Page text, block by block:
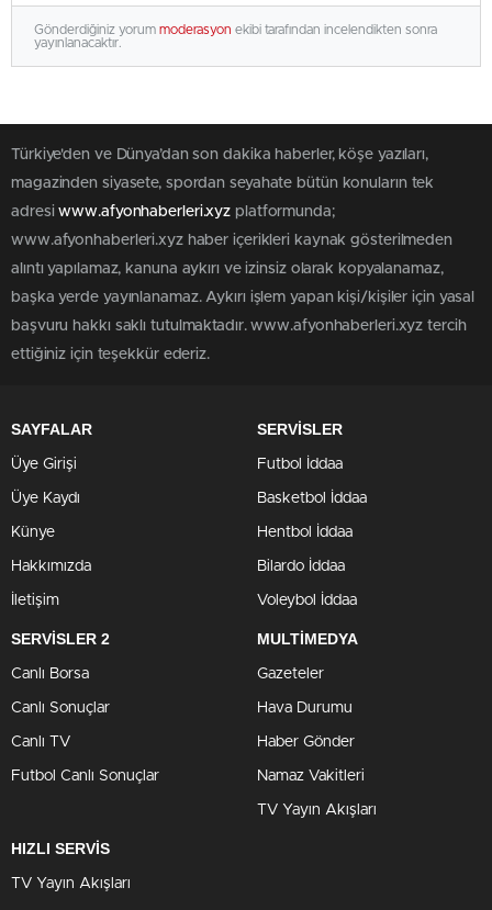
Gönderdiğiniz yorum moderasyon ekibi tarafından incelendikten sonra
yayınlanacaktır.
Türkiye'den ve Dünya’dan son dakika haberler, köşe yazıları,
magazinden siyasete, spordan seyahate bütün konuların tek
adresiwww.afyonhaberleri.xyz platformunda;
www.afyonhaberleri.xyz haber içerikleri kaynak gösterilmeden
alıntı yapılamaz, kanuna aykırı ve izinsiz olarak kopyalanamaz,
başka yerde yayınlanamaz. Aykırı işlem yapan kişi/kişiler için yasal
başvuru hakkı saklı tutulmaktadır. www.afyonhaberleri.xyz tercih
ettiğiniz için teşekkür ederiz.
SAYFALAR
Üye Girişi
Üye Kaydı
Künye
Hakkımızda
İletişim
SERVİSLER
Futbol İddaa
Basketbol İddaa
Hentbol İddaa
Bilardo İddaa
Voleybol İddaa
SERVİSLER 2
Canlı Borsa
Canlı Sonuçlar
Canlı TV
Futbol Canlı Sonuçlar
MULTİMEDYA
Gazeteler
Hava Durumu
Haber Gönder
Namaz Vakitleri
TV Yayın Akışları
HIZLI SERVİS
TV Yayın Akışları